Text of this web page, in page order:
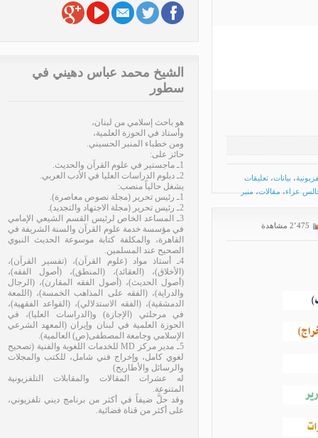
،بيانات،تعليقات
عزاء ،مقالات،منبر
2٬475 مشاهدة
الشيخ محمد عباس دهيني في
سطور
هو باحث إسلامي من لبنان،
وأستاذ في الحوزة العلمية،
ومن خطباء المنبر الحسيني.
حائز على:
يشغل حالياً منصب:
3ـ المساعد الخاص لرئيس القسم الشيعي الإمامي
في مؤسسة خدمة علوم القرآن والسنة الشريفة في
القاهرة، والمكلفة كتابة موسوعة الحديث النبوي
الصحيح عند المسلمين.
4ـ أستاذ مواد (علوم القرآن)، (تفسير القرآن)،
(الأخلاق)، (العقائد)، (المنطق)، (أصول الفقه)،
(أصول الحديث)، (أصول الفقه المقارن)، (الرجال
والدراية)، (الفقه على المذاهب الخمسة)، (اللمعة
الدمشقية)، (الفقه الاستدلالي)، (القواعد الفقهية)،
في مرحلتي (الإجازة) و(الدراسات العليا)، في
الحوزة العلمية في لبنان وإيران (المعهد الشرعي
الإسلامي وجامعة المصطفى(ص) العالمية).
5ـ مدير مركز MD للخدمات اللغوية والفنية (تصحيح
لغوي كامل، وإخراج فني شامل، للكتب والمجلات
والرسائل والأطاريح)
له عشرات المقالات والمقابلات التلفزيونية
المتنوعة.
وقد حلَّ ضيفاً في أكثر من برنامج ديني تلفزيوني،
على أكثر من قناة فضائية.